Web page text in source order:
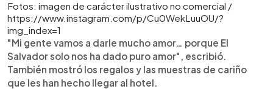
Fotos: imagen de carácter ilustrativo no comercial /
https://www.instagram.com/p/Cu0WekLuuOU/?
img_index=1
"Mi gente vamos a darle mucho amor… porque El
Salvador solo nos ha dado puro amor", escribió.
También mostró los regalos y las muestras de cariño
que les han hecho llegar al hotel.